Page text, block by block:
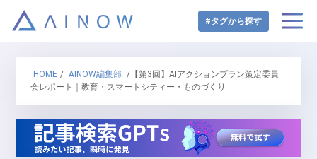
#タグから探す
HOME / AINOW編集部 /【第3回】AIアクションプラン策定委員
会レポート｜教育・スマートシティー・ものづくり